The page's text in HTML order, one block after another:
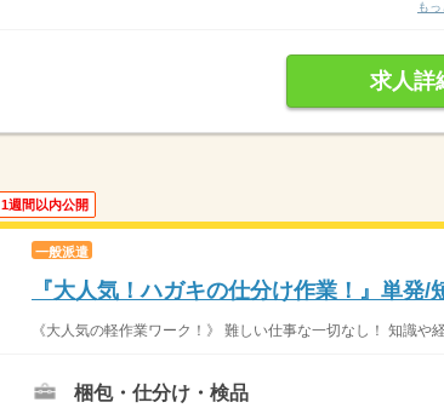
も
求人詳
1週間以内公開
一般派遣
『大人気！ハガキの仕分け作業！』単発/
《大人気の軽作業ワーク！》 難しい仕事な一切なし！ 知識
梱包・仕分け・検品